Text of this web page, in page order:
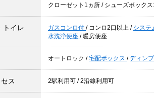
クローゼット1ヵ所 / シューズボック
トイレ ガスコンロ付 / コンロ2口以上 / システ
水洗浄便座 / 暖房便座
オートロック /宅配ボックス /ディン
ス 2駅利用可 /2沿線利用可